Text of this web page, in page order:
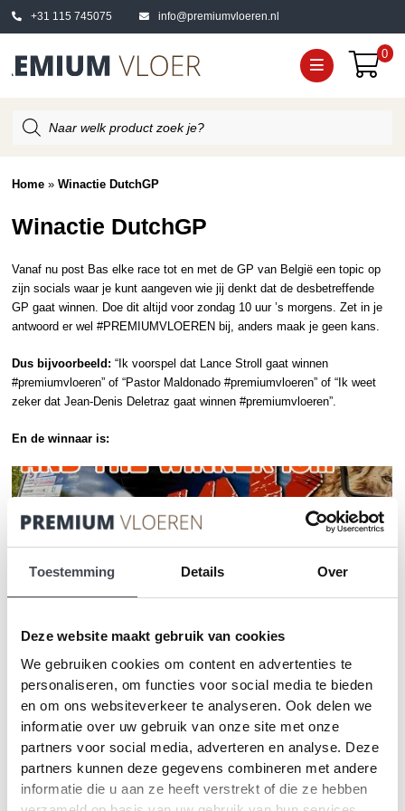
Toestemming Details Over
Deze website maakt gebruik van cookies
We gebruiken cookies om content en advertenties te
personaliseren, om functies voor social media te bieden
en om ons websiteverkeer te analyseren. Ook delen we
informatie over uw gebruik van onze site met onze
partners voor social media, adverteren en analyse. Deze
partners kunnen deze gegevens combineren met andere
informatie die u aan ze heeft verstrekt of die ze hebben
+31 115 745075 info@premiumvloeren.nl
0
zoeken
Home »Winactie DutchGP
Winactie DutchGP
Vanaf nu post Bas elke race tot en met de GP van België een topic op
zijn socials waar je kunt aangeven wie jij denkt dat de desbetreffende
GP gaat winnen. Doe dit altijd voor zondag 10 uur ’s morgens. Zet in je
antwoord er wel #PREMIUMVLOEREN bij, anders maak je geen kans.
Dus bijvoorbeeld: “Ik voorspel dat Lance Stroll gaat winnen
#premiumvloeren” of “Pastor Maldonado #premiumvloeren” of “Ik weet
zeker dat Jean-Denis Deletraz gaat winnen #premiumvloeren”.
En de winnaar is:
Socials van Bas
– Instagram
– Youtube